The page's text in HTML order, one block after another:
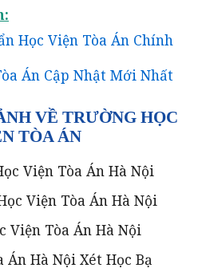
Học Viện Tòa Án Chính
Án Cập Nhật Mới Nhất
VỀ TRƯỜNG HỌC
TÒA ÁN